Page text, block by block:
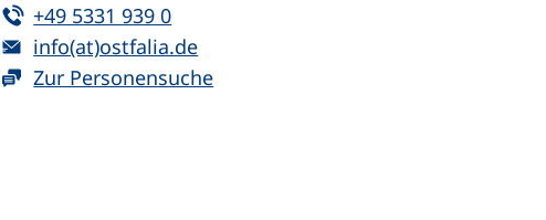
Tel:
+49 5331 939 0(startet einen Telefonanruf, wenn Ihr
E-Mail:
info(at)ostfalia.de(öffnet Ihr E-Mail-Programm)
Zur Personensuche